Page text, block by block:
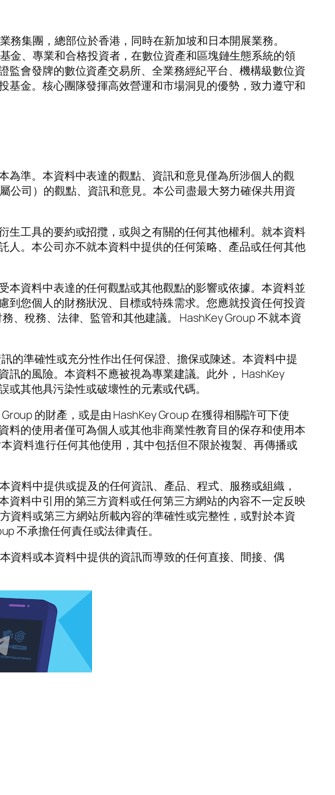
集團，總部位於香港，同時在新加坡和日本開展業務。
金、專業和合格投資者，在數位資產和區塊鏈生態系統的領
會發牌的數位資產交易所、全業務經紀平台、機構級數位資
金。核心團隊發揮高效營運和市場洞見的優勢，致力遵守和
準。本資料中表達的觀點、資訊和意見僅為所涉個人的觀
公司）的觀點、資訊和意見。本公司盡最大努力確保共用資
工具的要約或招攬，或與之有關的任何其他權利。就本資料
。本公司亦不就本資料中提供的任何策略、產品或任何其他
資料中表達的任何觀點或其他觀點的影響或依據。本資料並
您個人的財務狀況、目標或特殊需求。您應就投資任何投資
、稅務、法律、監管和其他建議。 HashKey Group 不就本資
的準確性或充分性作出任何保證、擔保或陳述。本資料中提
的風險。本資料不應被視為專業建議。此外， HashKey
其他具污染性或破壞性的元素或代碼。
的財產，或是由 HashKey Group 在獲得相關許可下使
的使用者僅可為個人或其他非商業性教育目的保存和使用本
資料進行任何其他使用，其中包括但不限於複製、再傳播或
資料中提供或提及的任何資訊、產品、程式、服務或組織，
料中引用的第三方資料或任何第三方網站的內容不一定反映
資料或第三方網站所載內容的準確性或完整性，或對於本資
不承擔任何責任或法律責任。
資料或本資料中提供的資訊而導致的任何直接、間接、偶